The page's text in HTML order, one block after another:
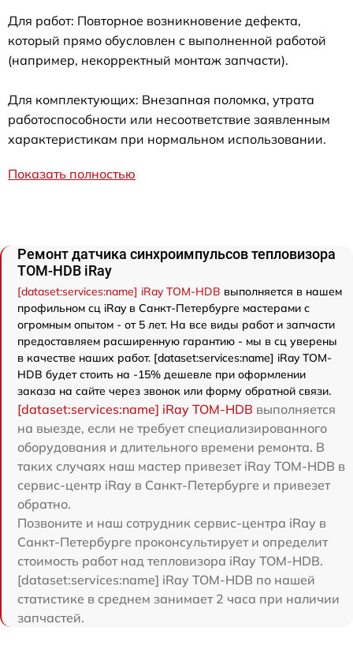
Для работ: Повторное возникновение дефекта,
который прямо обусловлен с выполненной работой
(например, некорректный монтаж запчасти).
Для комплектующих: Внезапная поломка, утрата
работоспособности или несоответствие заявленным
характеристикам при нормальном использовании.
Показать полностью
Ремонт датчика синхроимпульсов тепловизора
TOM-HDB iRay
[dataset:services:name] iRay TOM-HDB выполняется в нашем
профильном сц iRay в Санкт-Петербурге мастерами с
огромным опытом - от 5 лет. На все виды работ и запчасти
предоставляем расширенную гарантию - мы в сц уверены
в качестве наших работ. [dataset:services:name] iRay TOM-
HDB будет стоить на -15% дешевле при оформлении
заказа на сайте через звонок или форму обратной связи.
[dataset:services:name] iRay TOM-HDB выполняется
на выезде, если не требует специализированного
оборудования и длительного времени ремонта. В
таких случаях наш мастер привезет iRay TOM-HDB в
сервис-центр iRay в Санкт-Петербурге и привезет
обратно.
Позвоните и наш сотрудник сервис-центра iRay в
Санкт-Петербурге проконсультирует и определит
стоимость работ над тепловизора iRay TOM-HDB.
[dataset:services:name] iRay TOM-HDB по нашей
статистике в среднем занимает 2 часа при наличии
запчастей.